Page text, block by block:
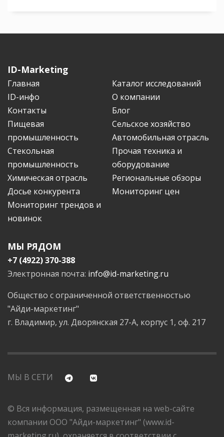
ID-Marketing
Главная
Каталог исследований
ID-инфо
О компании
Контакты
Блог
Пищевая
промышленность
Сельское хозяйство
Автомобильная отрасль
Стекольная
промышленность
Прочая техника и
оборудование
Химическая отрасль
Региональные обзоры
Досье конкурента
Мониторинг цен
Мониторинг трендов и
новинок
МЫ РЯДОМ
+7 (4922) 370-388
Электронная почта: info@id-marketing.ru
Общество с ограниченной ответственностью
"Айди-маркетинг"
г. Владимир, ул. Дворянская 27-А, корпус 1, оф. 217
МЫ В СЕТИ
© Вся информация, размещенная на web-сайте
компании ООО "Айди-маркетинг" (www.id-